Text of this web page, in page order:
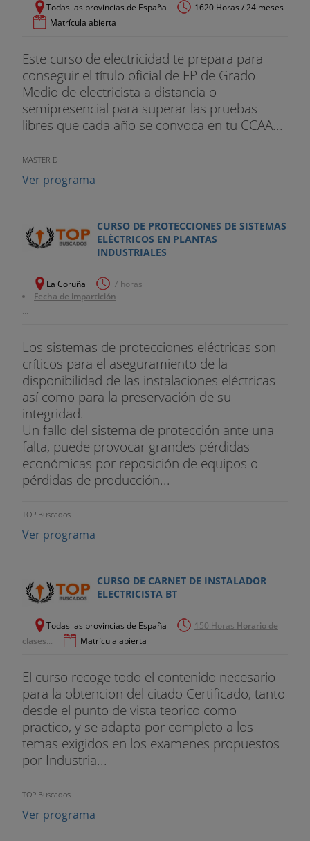
Todas las provincias de España
1620 Horas / 24 meses
Matrícula abierta
Este curso de electricidad te prepara para
conseguir el título oficial de FP de Grado
Medio de electricista a distancia o
semipresencial para superar las pruebas
libres que cada año se convoca en tu CCAA...
MASTER D
Ver programa
CURSO DE PROTECCIONES DE SISTEMAS
ELÉCTRICOS EN PLANTAS
INDUSTRIALES
La Coruña
7 horas
Fecha de impartición
...
Los sistemas de protecciones eléctricas son
críticos para el aseguramiento de la
disponibilidad de las instalaciones eléctricas
así como para la preservación de su
integridad.
Un fallo del sistema de protección ante una
falta, puede provocar grandes pérdidas
económicas por reposición de equipos o
pérdidas de producción...
TOP Buscados
Ver programa
CURSO DE CARNET DE INSTALADOR
ELECTRICISTA BT
Todas las provincias de España 150 Horas Horario de
clases... Matrícula abierta
El curso recoge todo el contenido necesario
para la obtencion del citado Certificado, tanto
desde el punto de vista teorico como
practico, y se adapta por completo a los
temas exigidos en los examenes propuestos
por Industria...
TOP Buscados
Ver programa